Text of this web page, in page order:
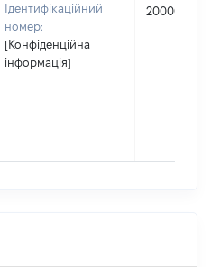
Ідентифікаційний
номер:
[Конфіденційна
інформація]
20000